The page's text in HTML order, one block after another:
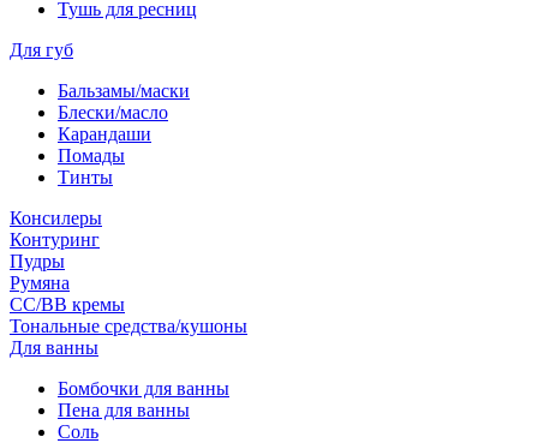
Тушь для ресниц
Для губ
Бальзамы/маски
Блески/масло
Карандаши
Помады
Тинты
Консилеры
Контуринг
Пудры
Румяна
СС/ВВ кремы
Тональные средства/кушоны
Для ванны
Бомбочки для ванны
Пена для ванны
Соль